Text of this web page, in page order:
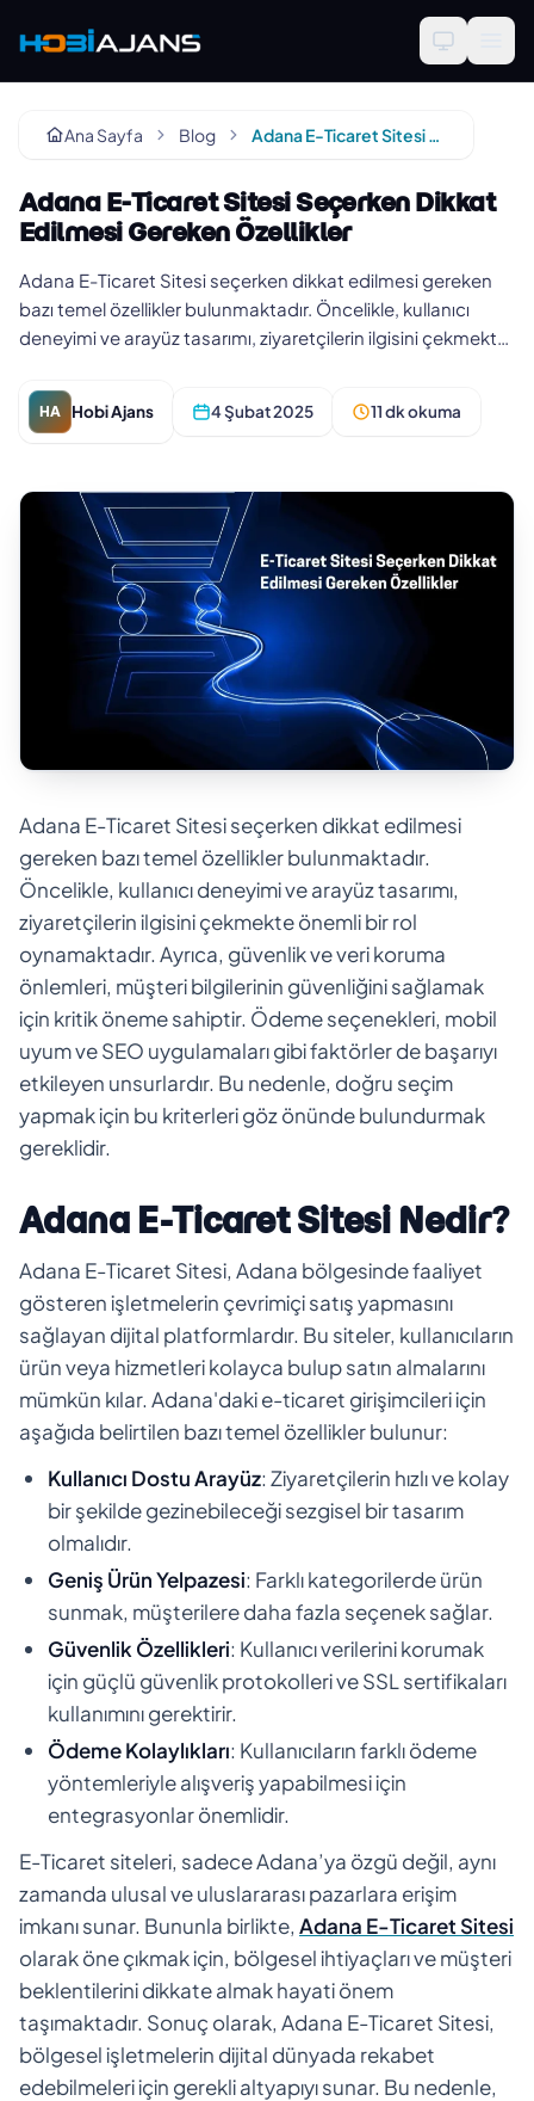
Ana Sayfa Blog Adana E-Ticaret Sitesi Seçerken Dikkat Edilmesi Gereken Özellikler
Adana E-Ticaret Sitesi Seçerken Dikkat
Edilmesi Gereken Özellikler
Adana E-Ticaret Sitesi seçerken dikkat edilmesi gereken
bazı temel özellikler bulunmaktadır. Öncelikle, kullanıcı
deneyimi ve arayüz tasarımı, ziyaretçilerin ilgisini çekmekte
HA Hobi Ajans 4 Şubat 2025 11 dk okuma
Adana E-Ticaret Sitesi seçerken dikkat edilmesi
gereken bazı temel özellikler bulunmaktadır.
Öncelikle, kullanıcı deneyimi ve arayüz tasarımı,
ziyaretçilerin ilgisini çekmekte önemli bir rol
oynamaktadır. Ayrıca, güvenlik ve veri koruma
önlemleri, müşteri bilgilerinin güvenliğini sağlamak
için kritik öneme sahiptir. Ödeme seçenekleri, mobil
uyum ve SEO uygulamaları gibi faktörler de başarıyı
etkileyen unsurlardır. Bu nedenle, doğru seçim
yapmak için bu kriterleri göz önünde bulundurmak
gereklidir.
Adana E-Ticaret Sitesi Nedir?
Adana E-Ticaret Sitesi, Adana bölgesinde faaliyet
gösteren işletmelerin çevrimiçi satış yapmasını
sağlayan dijital platformlardır. Bu siteler, kullanıcıların
ürün veya hizmetleri kolayca bulup satın almalarını
mümkün kılar. Adana'daki e-ticaret girişimcileri için
aşağıda belirtilen bazı temel özellikler bulunur:
Kullanıcı Dostu Arayüz: Ziyaretçilerin hızlı ve kolay
bir şekilde gezinebileceği sezgisel bir tasarım
olmalıdır.
Geniş Ürün Yelpazesi: Farklı kategorilerde ürün
sunmak, müşterilere daha fazla seçenek sağlar.
Güvenlik Özellikleri: Kullanıcı verilerini korumak
için güçlü güvenlik protokolleri ve SSL sertifikaları
kullanımını gerektirir.
Ödeme Kolaylıkları: Kullanıcıların farklı ödeme
yöntemleriyle alışveriş yapabilmesi için
entegrasyonlar önemlidir.
E-Ticaret siteleri, sadece Adana’ya özgü değil, aynı
zamanda ulusal ve uluslararası pazarlara erişim
imkanı sunar. Bununla birlikte, Adana E-Ticaret Sitesi
olarak öne çıkmak için, bölgesel ihtiyaçları ve müşteri
beklentilerini dikkate almak hayati önem
taşımaktadır. Sonuç olarak, Adana E-Ticaret Sitesi,
bölgesel işletmelerin dijital dünyada rekabet
edebilmeleri için gerekli altyapıyı sunar. Bu nedenle,